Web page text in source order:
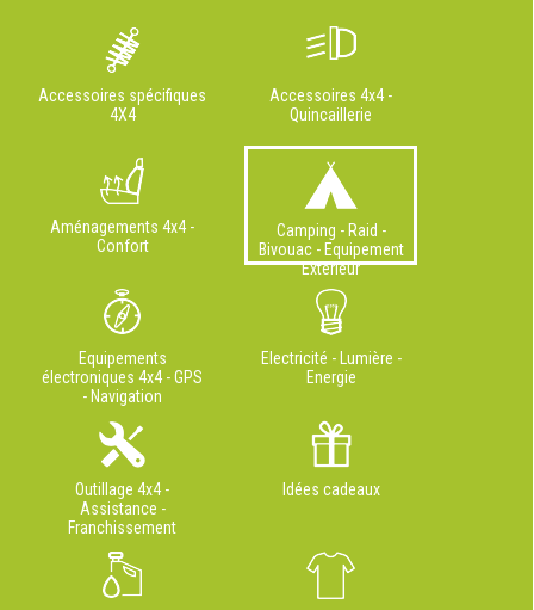
Accessoires spécifiques
4X4
Accessoires 4x4 -
Quincaillerie
Aménagements 4x4 -
Confort
Camping - Raid -
Bivouac - Equipement
Extérieur
Equipements
électroniques 4x4 - GPS
- Navigation
Electricité - Lumière -
Energie
Outillage 4x4 -
Assistance -
Franchissement
Idées cadeaux